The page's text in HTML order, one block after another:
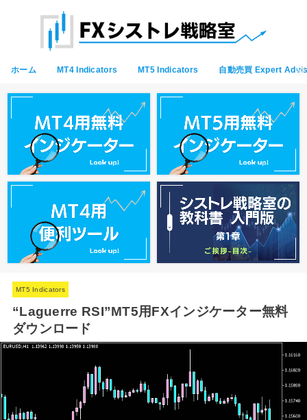
ホーム MT4 Indicators MT5 Indicators 自動売買 Expert
MT5 Indicators
“Laguerre RSI”MT5用FXインジケーター無料
ダウンロード